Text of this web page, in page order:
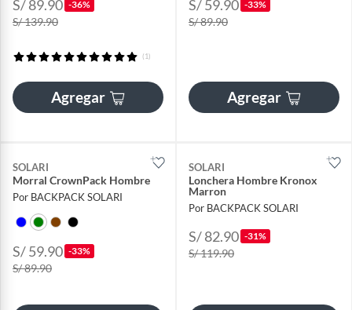
S/ 89.90 -36%
S/ 139.90
(1)
Agregar
S/ 59.90 -33%
S/ 89.90
Agregar
SOLARI
Morral CrownPack Hombre
Por BACKPACK SOLARI
S/ 59.90 -33%
S/ 89.90
SOLARI
Lonchera Hombre Kronox
Marron
Por BACKPACK SOLARI
S/ 82.90 -31%
S/ 119.90